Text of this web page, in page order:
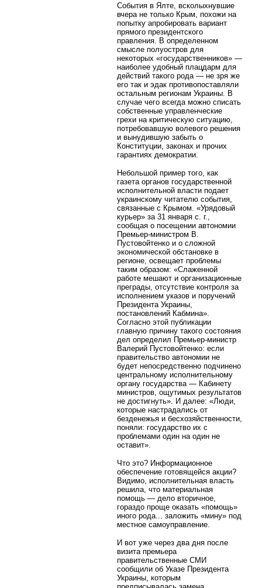
События в Ялте, всколыхнувшие
вчера не только Крым, похожи на
попытку апробировать вариант
прямого президентского
правления. В определенном
смысле полуостров для
некоторых «государственников» —
наиболее удобный плацдарм для
действий такого рода — не зря же
его так и эдак противопоставляли
остальным регионам Украины. В
случае чего всегда можно списать
собственные управленческие
грехи на критическую ситуацию,
потребовавшую волевого решения
и вынудившую забыть о
Конституции, законах и прочих
гарантиях демократии.
Небольшой пример того, как
газета органов государственной
исполнительной власти подает
украинскому читателю события,
связанные с Крымом. «Урядовый
курьер» за 31 января с. г.,
сообщая о посещении автономии
Премьер-министром В.
Пустовойтенко и о сложной
экономической обстановке в
регионе, освещает проблемы
таким образом: «Слаженной
работе мешают и организационные
преграды, отсутствие контроля за
исполнением указов и поручений
Президента Украины,
постановлений Кабмина».
Согласно этой публикации
главную причину такого состояния
дел определил Премьер-министр
Валерий Пустовойтенко: если
правительство автономии не
будет непосредственно подчинено
центральному исполнительному
органу государства — Кабинету
министров, ощутимых результатов
не достигнуть». И далее: «Люди,
которые настрадались от
безденежья и бесхозяйственности,
поняли: государство их с
проблемами один на один не
оставит».
Что это? Информационное
обеспечение готовящейся акции?
Видимо, исполнительная власть
решила, что материальная
помощь — дело вторичное,
гораздо проще оказать «помощь»
иного рода... заложить «мину» под
местное самоуправление.
И вот уже через два дня после
визита премьера
правительственные СМИ
сообщили об Указе Президента
Украины, которым